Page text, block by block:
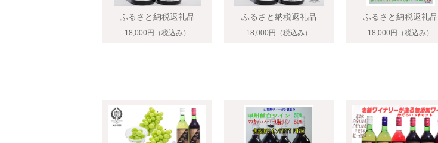
ふるさと納税返礼品
18,000円 （税込み）
ふるさと納税返礼品
18,000円 （税込み）
ふるさと納税返礼品
18,000円 （税込み）